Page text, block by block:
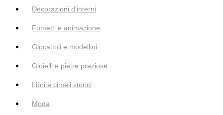
Decorazioni d'interni
Fumetti e animazione
Giocattoli e modellini
Gioielli e pietre preziose
Libri e cimeli storici
Moda